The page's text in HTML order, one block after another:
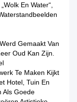
En Water“,
Gemaakt Van
Oud Kan Zijn.
Te Maken Kijkt
Hotel, Tuin En
Als Goede